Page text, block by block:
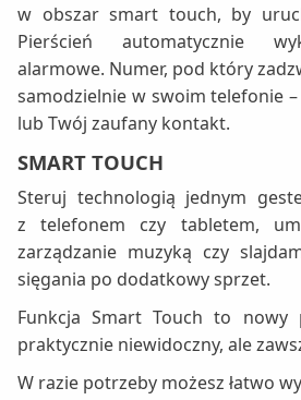
w obszar smart touch, by
Pierścień automatycznie
alarmowe. Numer, pod który
samodzielnie w swoim telefonie
lub Twój zaufany kontakt.
SMART TOUCH
Steruj technologią jednym
z telefonem czy tabletem,
zarządzanie muzyką czy
sięgania po dodatkowy sprzet.
Funkcja Smart Touch to
praktycznie niewidoczny, ale
W razie potrzeby możesz łatwo